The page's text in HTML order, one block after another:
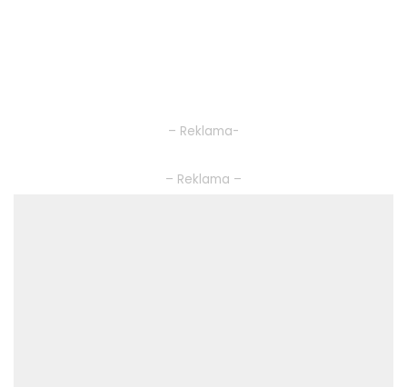
– Reklama-
– Reklama –